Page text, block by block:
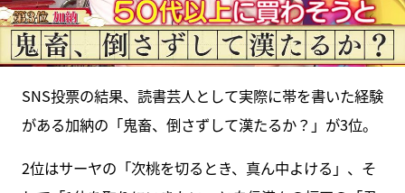
SNS投票の結果、読書芸人として実際に帯を書いた経験
がある加納の「鬼畜、倒さずして漢たるか？」が3位。
2位はサーヤの「次桃を切るとき、真ん中よける」、そ